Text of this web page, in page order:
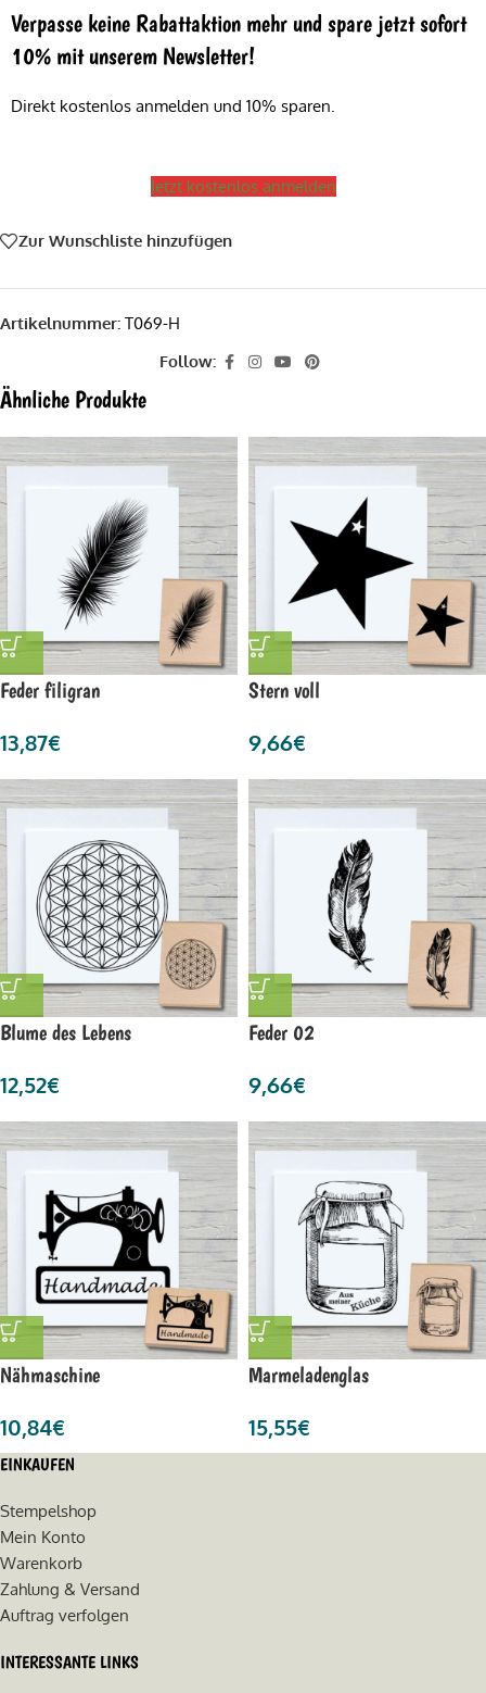
Verpasse keine Rabattaktion mehr und spare jetzt sofort
10% mit unserem Newsletter!
Direkt kostenlos anmelden und 10% sparen.
Jetzt kostenlos anmelden
Zur Wunschliste hinzufügen
Artikelnummer: T069-H
Follow:
Ähnliche Produkte
Feder filigran
13,87€
Stern voll
9,66€
Blume des Lebens
12,52€
Feder 02
9,66€
Nähmaschine
10,84€
Marmeladenglas
15,55€
EINKAUFEN
Stempelshop
Mein Konto
Warenkorb
Zahlung & Versand
Auftrag verfolgen
INTERESSANTE LINKS